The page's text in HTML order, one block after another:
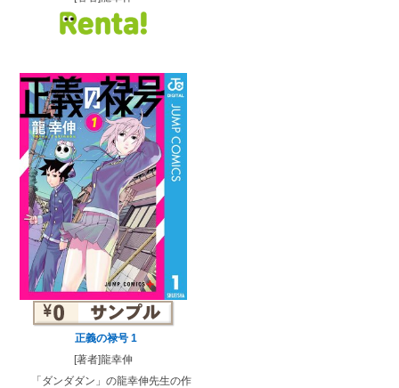
正義の禄号 1
[著者]龍幸伸
「ダンダダン」の龍幸伸先生の作